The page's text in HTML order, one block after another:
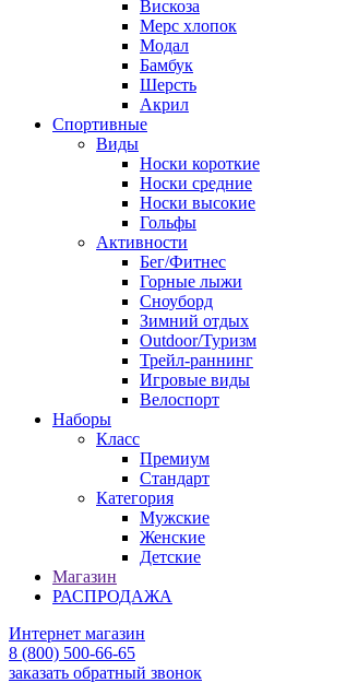
Вискоза
Мерс хлопок
Модал
Бамбук
Шерсть
Акрил
Спортивные
Виды
Носки короткие
Носки средние
Носки высокие
Гольфы
Активности
Бег/Фитнес
Горные лыжи
Сноуборд
Зимний отдых
Outdoor/Туризм
Трейл-раннинг
Игровые виды
Велоспорт
Наборы
Класс
Премиум
Стандарт
Категория
Мужские
Женские
Детские
Магазин
РАСПРОДАЖА
Интернет магазин
8 (800) 500-66-65
заказать обратный звонок